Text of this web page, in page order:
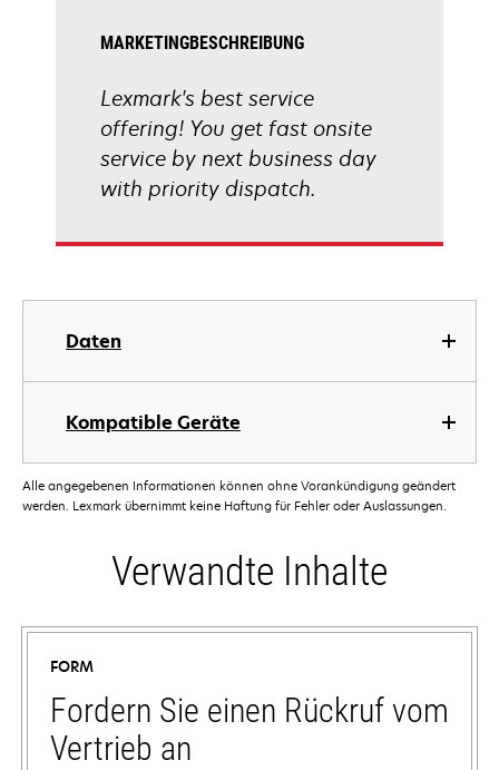
Daten
Kompatible Geräte
MARKETINGBESCHREIBUNG
Lexmark's best service
offering! You get fast onsite
service by next business day
with priority dispatch.
Alle angegebenen Informationen können ohne Vorankündigung geändert
werden. Lexmark übernimmt keine Haftung für Fehler oder Auslassungen.
Verwandte Inhalte
FORM
Fordern Sie einen Rückruf vom
Vertrieb an